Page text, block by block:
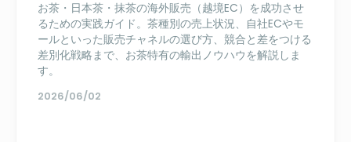
お茶・日本茶・抹茶の海外販売（越境EC）を成功させ
るための実践ガイド。茶種別の売上状況、自社ECやモ
ールといった販売チャネルの選び方、競合と差をつける
差別化戦略まで、お茶特有の輸出ノウハウを解説しま
す。
2026/06/02